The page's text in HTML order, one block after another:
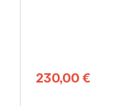
230,00 €